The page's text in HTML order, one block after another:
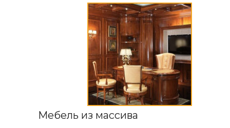
Мебель из массива